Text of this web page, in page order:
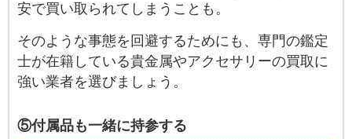
安で買い取られてしまうことも。
そのような事態を回避するためにも、専門の鑑定
士が在籍している貴金属やアクセサリーの買取に
強い業者を選びましょう。
⑤付属品も一緒に持参する